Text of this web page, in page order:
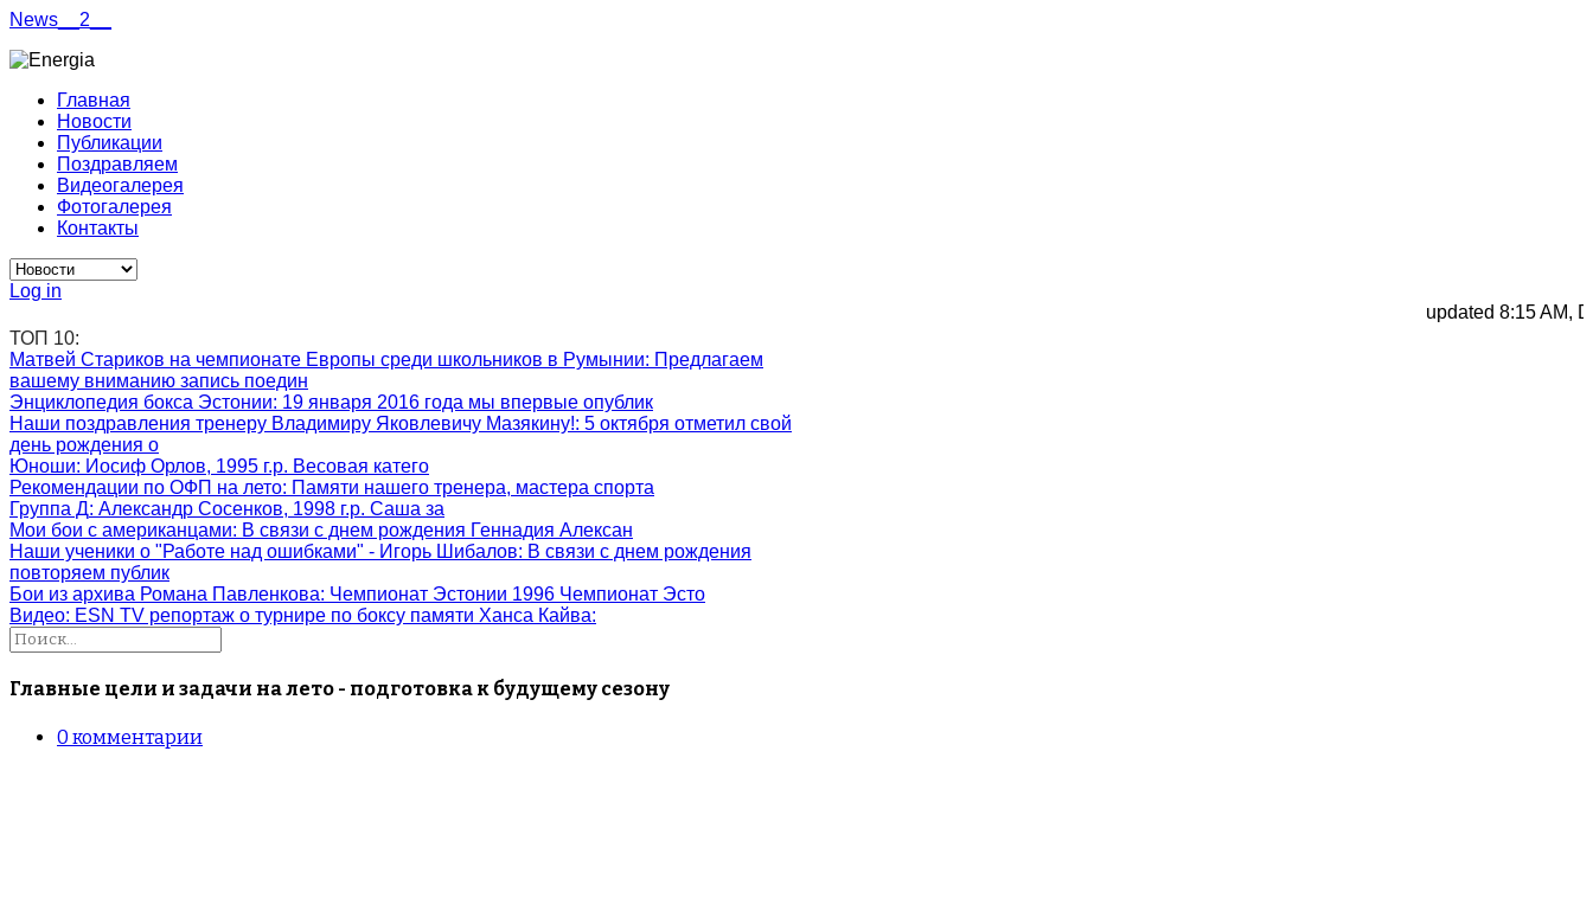
News__2__
Главная
Новости
Публикации
Поздравляем
Видеогалерея
Фотогалерея
Контакты
Log in
updated 8:15 AM,
ТОП 10:
Матвей Стариков на чемпионате Европы среди школьников в Румынии: Предлагаем
вашему вниманию запись поедин
Энциклопедия бокса Эстонии: 19 января 2016 года мы впервые опублик
Наши поздравления тренеру Владимиру Яковлевичу Мазякину!: 5 октября отметил свой
день рождения о
Юноши: Иосиф Орлов, 1995 г.р. Весовая катего
Рекомендации по ОФП на лето: Памяти нашего тренера, мастера спорта
Группа Д: Александр Сосенков, 1998 г.р. Саша за
Мои бои с американцами: В связи с днем рождения Геннадия Алексан
Наши ученики о "Работе над ошибками" - Игорь Шибалов: В связи с днем рождения
повторяем публик
Бои из архива Романа Павленкова: Чемпионат Эстонии 1996 Чемпионат Эсто
Видео: ESN TV репортаж о турнире по боксу памяти Ханса Кайва:
Главные цели и задачи на лето - подготовка к будущему сезону
0 комментарии